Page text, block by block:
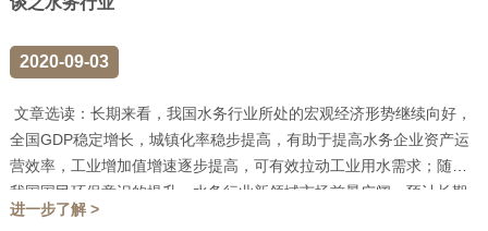
2020-09-03
文章选读：长期来看，我国水务行业所处的宏观经济形势继续向好，
全国GDP稳定增长，城镇化率稳步提高，有助于提高水务企业资产运
营效率，工业增加值增速逐步提高，可有效拉动工业用水需求；随着
我国国民环保意识的提升，水务行业新领域市场前景广阔，预计长期
内行业...
进一步了解 >